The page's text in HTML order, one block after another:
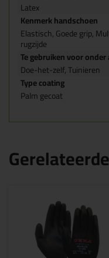
Latex
Kenmerk handschoen
Elastisch, Goede grip,
rugzijde
Te gebruiken voor onder
Doe-het-zelf, Tuinieren
Type coating
Palm gecoat